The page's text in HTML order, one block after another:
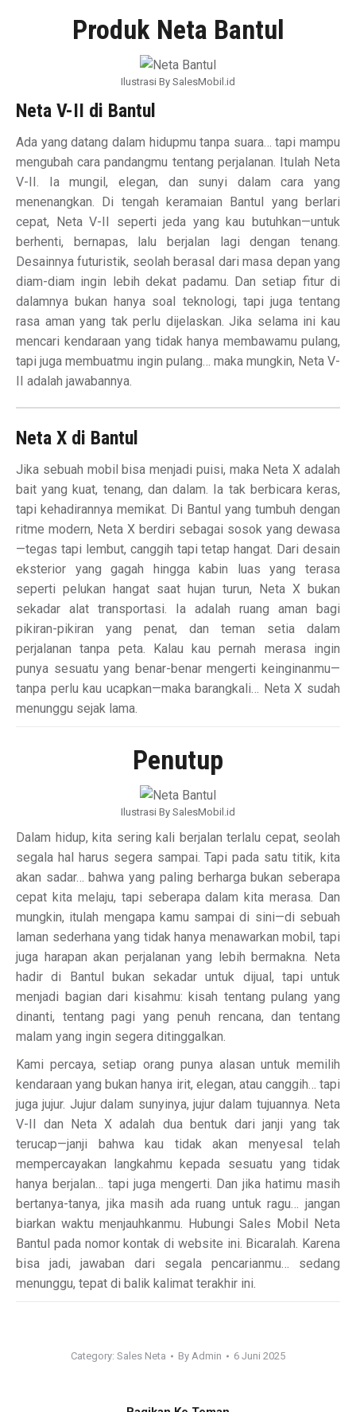
Produk Neta Bantul
Ilustrasi By SalesMobil.id
Neta V-II di Bantul
Ada yang datang dalam hidupmu tanpa suara… tapi mampu
mengubah cara pandangmu tentang perjalanan. Itulah Neta
V-II. Ia mungil, elegan, dan sunyi dalam cara yang
menenangkan. Di tengah keramaian Bantul yang berlari
cepat, Neta V-II seperti jeda yang kau butuhkan—untuk
berhenti, bernapas, lalu berjalan lagi dengan tenang.
Desainnya futuristik, seolah berasal dari masa depan yang
diam-diam ingin lebih dekat padamu. Dan setiap fitur di
dalamnya bukan hanya soal teknologi, tapi juga tentang
rasa aman yang tak perlu dijelaskan. Jika selama ini kau
mencari kendaraan yang tidak hanya membawamu pulang,
tapi juga membuatmu ingin pulang… maka mungkin, Neta V-
II adalah jawabannya.
Neta X di Bantul
Jika sebuah mobil bisa menjadi puisi, maka Neta X adalah
bait yang kuat, tenang, dan dalam. Ia tak berbicara keras,
tapi kehadirannya memikat. Di Bantul yang tumbuh dengan
ritme modern, Neta X berdiri sebagai sosok yang dewasa
—tegas tapi lembut, canggih tapi tetap hangat. Dari desain
eksterior yang gagah hingga kabin luas yang terasa
seperti pelukan hangat saat hujan turun, Neta X bukan
sekadar alat transportasi. Ia adalah ruang aman bagi
pikiran-pikiran yang penat, dan teman setia dalam
perjalanan tanpa peta. Kalau kau pernah merasa ingin
punya sesuatu yang benar-benar mengerti keinginanmu—
tanpa perlu kau ucapkan—maka barangkali… Neta X sudah
menunggu sejak lama.
Penutup
Ilustrasi By SalesMobil.id
Dalam hidup, kita sering kali berjalan terlalu cepat, seolah
segala hal harus segera sampai. Tapi pada satu titik, kita
akan sadar… bahwa yang paling berharga bukan seberapa
cepat kita melaju, tapi seberapa dalam kita merasa. Dan
mungkin, itulah mengapa kamu sampai di sini—di sebuah
laman sederhana yang tidak hanya menawarkan mobil, tapi
juga harapan akan perjalanan yang lebih bermakna. Neta
hadir di Bantul bukan sekadar untuk dijual, tapi untuk
menjadi bagian dari kisahmu: kisah tentang pulang yang
dinanti, tentang pagi yang penuh rencana, dan tentang
malam yang ingin segera ditinggalkan.
Kami percaya, setiap orang punya alasan untuk memilih
kendaraan yang bukan hanya irit, elegan, atau canggih… tapi
juga jujur. Jujur dalam sunyinya, jujur dalam tujuannya. Neta
V-II dan Neta X adalah dua bentuk dari janji yang tak
terucap—janji bahwa kau tidak akan menyesal telah
mempercayakan langkahmu kepada sesuatu yang tidak
hanya berjalan… tapi juga mengerti. Dan jika hatimu masih
bertanya-tanya, jika masih ada ruang untuk ragu… jangan
biarkan waktu menjauhkanmu. Hubungi Sales Mobil Neta
Bantul pada nomor kontak di website ini. Bicaralah. Karena
bisa jadi, jawaban dari segala pencarianmu… sedang
menunggu, tepat di balik kalimat terakhir ini.
Category: Sales Neta By Admin 6 Juni 2025